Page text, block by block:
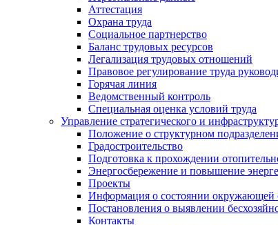
Аттестация
Охрана труда
Социальное партнерство
Баланс трудовых ресурсов
Легализация трудовых отношений
Правовое регулирование труда
Горячая линия
Ведомственный контроль
Специальная оценка условий труда
Управление стратегического и
Положение о структурном
Градостроительство
Подготовка к прохождении
Энергосбережение и повышение
Проекты
Информация о состоянии окружающей
Постановления о выявлении
Контакты